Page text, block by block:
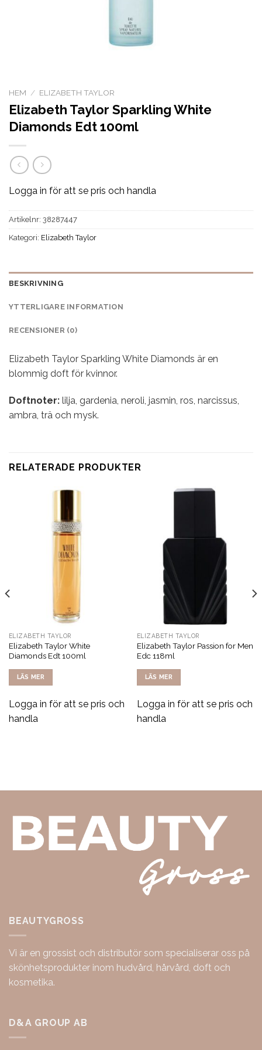
HEM / ELIZABETH TAYLOR
Elizabeth Taylor Sparkling White
Diamonds Edt 100ml
Logga in för att se pris och handla
Artikelnr: 38287447
Kategori: Elizabeth Taylor
BESKRIVNING
YTTERLIGARE INFORMATION
RECENSIONER (0)
Elizabeth Taylor Sparkling White Diamonds är en
blommig doft för kvinnor.
Doftnoter: lilja, gardenia, neroli, jasmin, ros, narcissus,
ambra, trä och mysk.
RELATERADE PRODUKTER
ELIZABETH TAYLOR
Elizabeth Taylor White
Diamonds Edt 100ml
LÄS MER
Logga in för att se pris och
handla
ELIZABETH TAYLOR
Elizabeth Taylor Passion for Men
Edc 118ml
LÄS MER
Logga in för att se pris och
handla
BEAUTYGROSS
Vi är en grossist och distributör som specialiserar oss på
skönhetsprodukter inom hudvård, hårvård, doft och
kosmetika.
D&A GROUP AB